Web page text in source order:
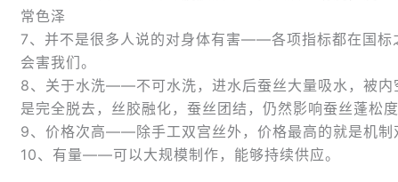
常色泽
7、并不是很多人说的对身体有害——各项指标都在国标
会害我们。
8、关于水洗——不可水洗，进水后蚕丝大量吸水，被内
是完全脱去，丝胶融化，蚕丝团结，仍然影响蚕丝蓬松度
9、价格次高——除手工双宫丝外，价格最高的就是机制
10、有量——可以大规模制作，能够持续供应。